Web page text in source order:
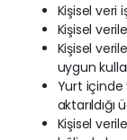
Kişisel veri
Kişisel
Kişisel
uygun
Yurt içinde
Kişisel